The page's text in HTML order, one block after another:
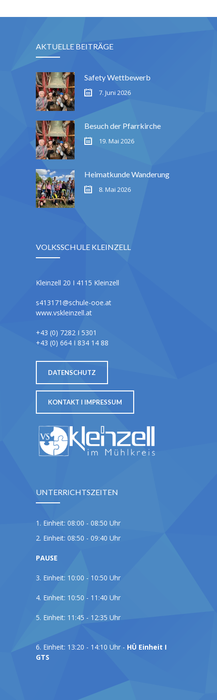
AKTUELLE BEITRÄGE
Safety Wettbewerb
7. Juni 2026
Besuch der Pfarrkirche
19. Mai 2026
Heimatkunde Wanderung
8. Mai 2026
VOLKSSCHULE KLEINZELL
Kleinzell 20 I 4115 Kleinzell
s413171@schule-ooe.at
www.vskleinzell.at
+43 (0) 7282 I 5301
+43 (0) 664 I 834 14 88
DATENSCHUTZ
KONTAKT I IMPRESSUM
UNTERRICHTSZEITEN
1. Einheit: 08:00 - 08:50 Uhr
2. Einheit: 08:50 - 09:40 Uhr
PAUSE
3. Einheit: 10:00 - 10:50 Uhr
4. Einheit: 10:50 - 11:40 Uhr
5. Einheit: 11:45 - 12:35 Uhr
6. Einheit: 13:20 - 14:10 Uhr - HÜ Einheit I
GTS